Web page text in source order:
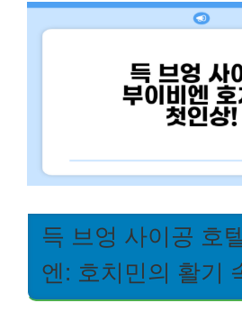
득 브엉 사이공 호
엔: 호치민의 활기